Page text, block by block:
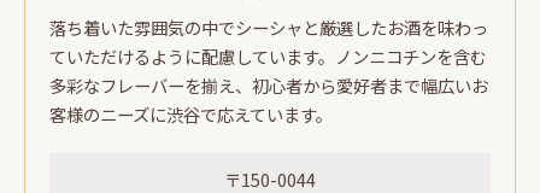
落ち着いた雰囲気の中でシーシャと厳選したお酒を味わっ
ていただけるように配慮しています。ノンニコチンを含む
多彩なフレーバーを揃え、初心者から愛好者まで幅広いお
客様のニーズに渋谷で応えています。
〒150-0044